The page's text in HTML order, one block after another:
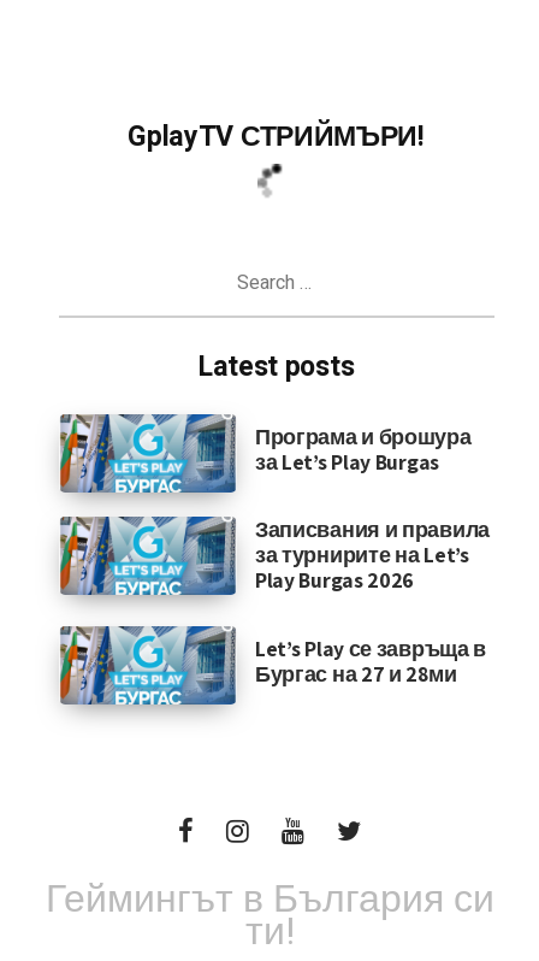
GplayTV СТРИЙМЪРИ!
Latest posts
Програма и брошура
за Let’s Play Burgas
Записвания и правила
за турнирите на Let’s
Play Burgas 2026
Let’s Play се завръща в
Бургас на 27 и 28ми
Геймингът в България си
ти!